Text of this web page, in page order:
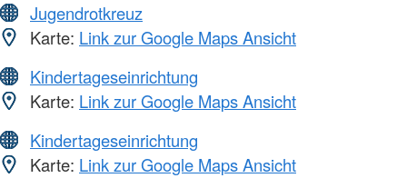
Jugendrotkreuz
Karte: Link zur Google Maps Ansicht
Kindertageseinrichtung
Karte: Link zur Google Maps Ansicht
Kindertageseinrichtung
Karte: Link zur Google Maps Ansicht